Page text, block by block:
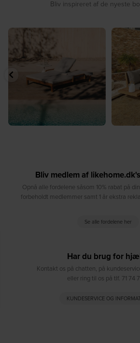
Bliv inspireret af de nyeste
☀️ Sommerens favorit til terrassen ☀️⁠
8 0
☀️
Bliv medlem af
Opnå alle fordelene såsom 10% rabat på
forbeholdt medlemmer samt 1 år ekstra
Se alle fordelene her
Har du brug for
Kontakt os på chatten, på
eller ring til os på tlf. 71 74
KUNDESERVICE OG